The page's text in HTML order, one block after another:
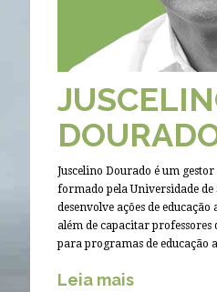
Juscelino Dourado é um
formado pela Universidade de
desenvolve ações de
além de capacitar professores
para programas de educação
Leia mais